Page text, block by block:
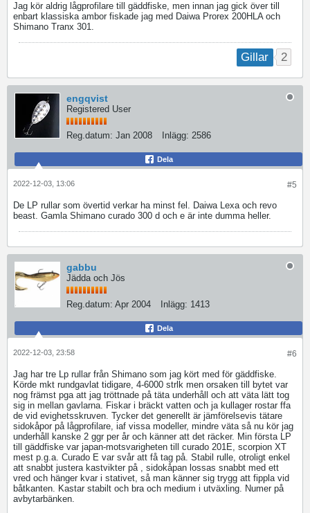
Jag kör aldrig lågprofilare till gäddfiske, men innan jag gick över till
enbart klassiska ambor fiskade jag med Daiwa Prorex 200HLA och
Shimano Tranx 301.
Gillar 2
engqvist
Registered User
Reg.datum: Jan 2008 Inlägg: 2586
Dela
#5
2022-12-03, 13:06
De LP rullar som övertid verkar ha minst fel. Daiwa Lexa och revo
beast. Gamla Shimano curado 300 d och e är inte dumma heller.
gabbu
Jädda och Jös
Reg.datum: Apr 2004 Inlägg: 1413
Dela
#6
2022-12-03, 23:58
Jag har tre Lp rullar från Shimano som jag kört med för gäddfiske.
Körde mkt rundgavlat tidigare, 4-6000 strlk men orsaken till bytet var
nog främst pga att jag tröttnade på täta underhåll och att väta lätt tog
sig in mellan gavlarna. Fiskar i bräckt vatten och ja kullager rostar ffa
de vid evighetsskruven. Tycker det generellt är jämförelsevis tätare
sidokåpor på lågprofilare, iaf vissa modeller, mindre väta så nu kör jag
underhåll kanske 2 ggr per år och känner att det räcker. Min första LP
till gäddfiske var japan-motsvarigheten till curado 201E, scorpion XT
mest p.g.a. Curado E var svår att få tag på. Stabil rulle, otroligt enkel
att snabbt justera kastvikter på , sidokåpan lossas snabbt med ett
vred och hänger kvar i stativet, så man känner sig trygg att fippla vid
båtkanten. Kastar stabilt och bra och medium i utväxling. Numer på
avbytarbänken.